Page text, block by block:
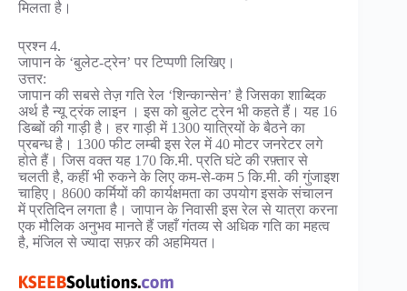
मिलता है।
प्रश्न 4.
जापान के ‘बुलेट-ट्रेन’ पर टिप्पणी लिखिए।
उत्तर:
जापान की सबसे तेज़ गति रेल ‘शिन्कान्सेन’ है जिसका शाब्दिक
अर्थ है न्यू ट्रंक लाइन । इस को बुलेट ट्रेन भी कहते हैं। यह 16
डिब्बों की गाड़ी है। हर गाड़ी में 1300 यात्रियों के बैठने का
प्रबन्ध है। 1300 फीट लम्बी इस रेल में 40 मोटर जनरेटर लगे
होते हैं। जिस वक्त यह 170 कि.मी. प्रति घंटे की रफ़्तार से
चलती है, कहीं भी रुकने के लिए कम-से-कम 5 कि.मी. की गुंजाइश
चाहिए। 8600 कर्मियों की कार्यक्षमता का उपयोग इसके संचालन
में प्रतिदिन लगता है। जापान के निवासी इस रेल से यात्रा करना
एक मौलिक अनुभव मानते हैं जहाँ गंतव्य से अधिक गति का महत्व
है, मंजिल से ज्यादा सफ़र की अहमियत।